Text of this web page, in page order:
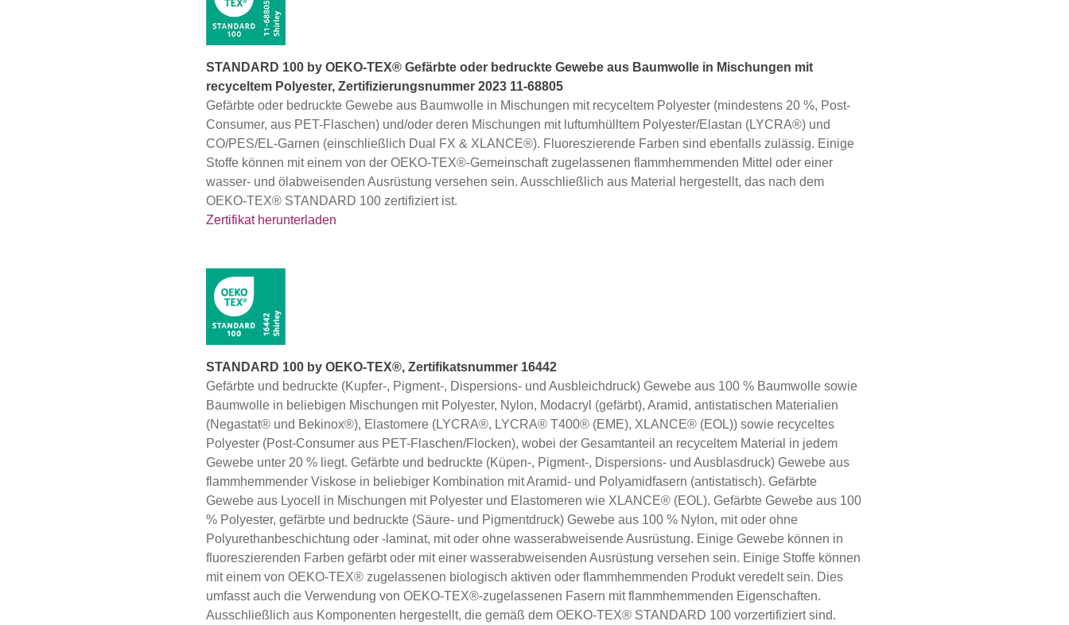
STANDARD 100 by OEKO-TEX® Gefärbte oder bedruckte Gewebe aus Baumwolle in Mischungen mit
recyceltem Polyester, Zertifizierungsnummer 2023 11-68805
Gefärbte oder bedruckte Gewebe aus Baumwolle in Mischungen mit recyceltem Polyester (mindestens 20 %, Post-
Consumer, aus PET-Flaschen) und/oder deren Mischungen mit luftumhülltem Polyester/Elastan (LYCRA®) und
CO/PES/EL-Garnen (einschließlich Dual FX & XLANCE®). Fluoreszierende Farben sind ebenfalls zulässig. Einige
Stoffe können mit einem von der OEKO-TEX®-Gemeinschaft zugelassenen flammhemmenden Mittel oder einer
wasser- und ölabweisenden Ausrüstung versehen sein. Ausschließlich aus Material hergestellt, das nach dem
OEKO-TEX® STANDARD 100 zertifiziert ist.
Zertifikat herunterladen
STANDARD 100 by OEKO-TEX®, Zertifikatsnummer 16442
Gefärbte und bedruckte (Kupfer-, Pigment-, Dispersions- und Ausbleichdruck) Gewebe aus 100 % Baumwolle sowie
Baumwolle in beliebigen Mischungen mit Polyester, Nylon, Modacryl (gefärbt), Aramid, antistatischen Materialien
(Negastat® und Bekinox®), Elastomere (LYCRA®, LYCRA® T400® (EME), XLANCE® (EOL)) sowie recyceltes
Polyester (Post-Consumer aus PET-Flaschen/Flocken), wobei der Gesamtanteil an recyceltem Material in jedem
Gewebe unter 20 % liegt. Gefärbte und bedruckte (Küpen-, Pigment-, Dispersions- und Ausblasdruck) Gewebe aus
flammhemmender Viskose in beliebiger Kombination mit Aramid- und Polyamidfasern (antistatisch). Gefärbte
Gewebe aus Lyocell in Mischungen mit Polyester und Elastomeren wie XLANCE® (EOL). Gefärbte Gewebe aus 100
% Polyester, gefärbte und bedruckte (Säure- und Pigmentdruck) Gewebe aus 100 % Nylon, mit oder ohne
Polyurethanbeschichtung oder -laminat, mit oder ohne wasserabweisende Ausrüstung. Einige Gewebe können in
fluoreszierenden Farben gefärbt oder mit einer wasserabweisenden Ausrüstung versehen sein. Einige Stoffe können
mit einem von OEKO-TEX® zugelassenen biologisch aktiven oder flammhemmenden Produkt veredelt sein. Dies
umfasst auch die Verwendung von OEKO-TEX®-zugelassenen Fasern mit flammhemmenden Eigenschaften.
Ausschließlich aus Komponenten hergestellt, die gemäß dem OEKO-TEX® STANDARD 100 vorzertifiziert sind.